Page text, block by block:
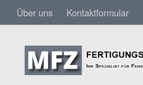
Skip to content
Über uns Kontaktformular